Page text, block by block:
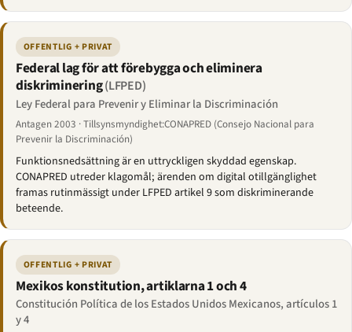
OFFENTLIG + PRIVAT
Federal lag för att förebygga och eliminera
diskriminering(LFPED)
Ley Federal para Prevenir y Eliminar la Discriminación
Antagen 2003 · Tillsynsmyndighet:CONAPRED (Consejo Nacional para
Prevenir la Discriminación)
Funktionsnedsättning är en uttryckligen skyddad egenskap.
CONAPRED utreder klagomål; ärenden om digital otillgänglighet
framas rutinmässigt under LFPED artikel 9 som diskriminerande
beteende.
OFFENTLIG + PRIVAT
Mexikos konstitution, artiklarna 1 och 4
Constitución Política de los Estados Unidos Mexicanos, artículos 1
y 4